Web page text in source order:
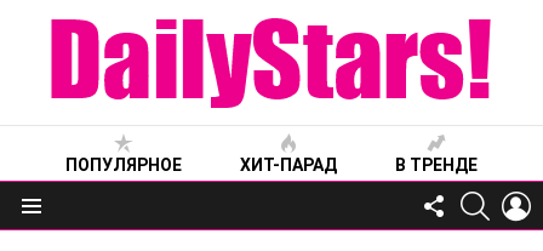
ПОПУЛЯРНОЕ ХИТ-ПАРАД В ТРЕНДЕ
Меню
FOLLOW
US